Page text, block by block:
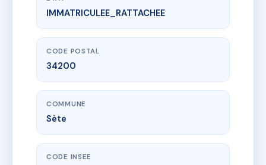
www.vme.plus/AC6668594
6 RUE PIERRE BROSSOLETTE
6 r pierre brossolette
IMMATRICULEE_RATTACHEE
CODE POSTAL
34200
COMMUNE
Sète
CODE INSEE